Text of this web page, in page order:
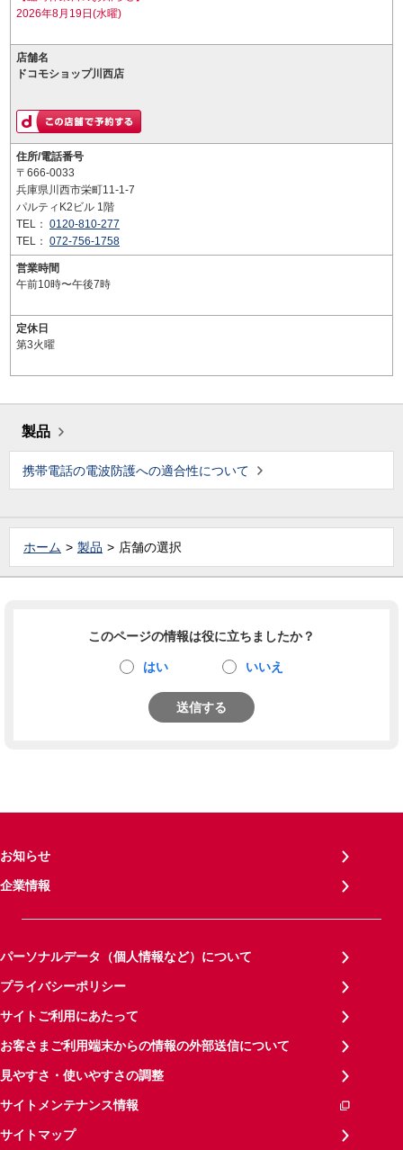
2026年8月19日(水曜)
店舗名
ドコモショップ川西店
住所/電話番号
〒666-0033
兵庫県川西市栄町11-1-7
パルティK2ビル 1階
TEL： 0120-810-277
TEL： 072-756-1758
営業時間
午前10時〜午後7時
定休日
第3火曜
製品
携帯電話の電波防護への適合性について
ホーム 製品 店舗の選択
このページの情報は役に立ちましたか？
はい いいえ
送信する
お知らせ
企業情報
パーソナルデータ（個人情報など）について
プライバシーポリシー
サイトご利用にあたって
お客さまご利用端末からの情報の外部送信について
見やすさ・使いやすさの調整
サイトメンテナンス情報
サイトマップ